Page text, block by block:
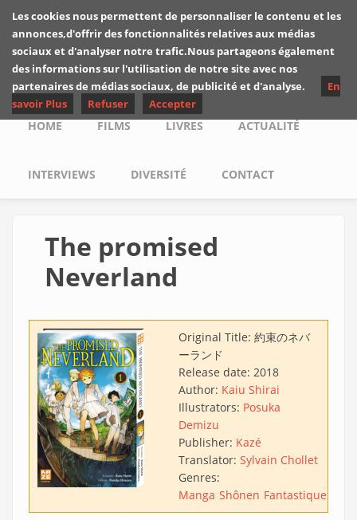
Skip to main content
Les critiques de
Yuyine
Main menu
HOME FILMS LIVRES ACTUALITÉ
INTERVIEWS DIVERSITÉ CONTACT
The promised
Neverland
Original Title: 約束のネバ
ーランド
Release date: 2018
Author: Kaiu Shirai
Illustrators: Posuka
Demizu
Publisher: Kazé
Translator: Sylvain Chollet
Genres:
Manga Shônen Fantastique
Les cookies nous permettent de personnaliser le contenu et les
annonces,d'offrir des fonctionnalités relatives aux médias
sociaux et d'analyser notre trafic.Nous partageons également
des informations sur l'utilisation de notre site avec nos
partenaires de médias sociaux, de publicité et d'analyse.
En
savoir Plus
Refuser Accepter